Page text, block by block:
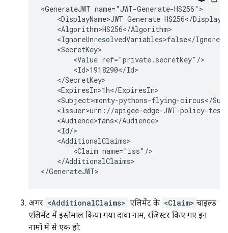
<GenerateJWT name="JWT-Generate-HS256">
<DisplayName>JWT Generate HS256</
    <Algorithm>HS256</Algorithm>
<IgnoreUnresolvedVariables>false</
    <SecretKey>
        <Value ref="private.secretkey"/>
        <Id>1918290</Id>
    </SecretKey>
    <ExpiresIn>1h</ExpiresIn>
<Subject>monty-pythons-flying-circus</
<Issuer>urn://apigee-edge-JWT-policy-
    <Audience>fans</Audience>
    <Id/>
    <AdditionalClaims>
        <Claim name="iss"/>
    </AdditionalClaims>
अगर <AdditionalClaims> एलिमेंट के <Claim> चाइल्ड
एलिमेंट में इस्तेमाल किया गया दावा नाम, रजिस्टर किए गए इन
नामों में से एक हो: